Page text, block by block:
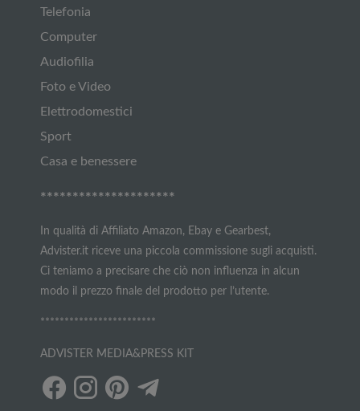
Telefonia
Computer
Audiofilia
Foto e Video
Elettrodomestici
Sport
Casa e benessere
*********************
In qualità di Affiliato Amazon, Ebay e Gearbest,
Advister.it riceve una piccola commissione sugli acquisti.
Ci teniamo a precisare che ciò non influenza in alcun
modo il prezzo finale del prodotto per l’utente.
************************
ADVISTER MEDIA&PRESS KIT